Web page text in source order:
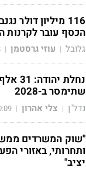
116 מיליון דולר
הכסף עובר לקרנות
גלובל | עוזי גרסטמן |
נחלת
שתימסר ב-2028
נדל"ן | צלי אהרון |
"שוק המשרדים
ותחרותי, באזורי
יציב"